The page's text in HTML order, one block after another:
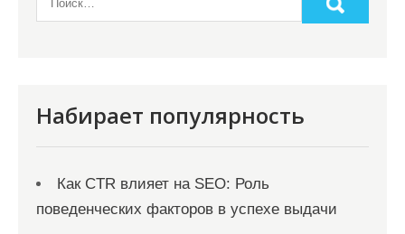
Набирает популярность
Как CTR влияет на SEO: Роль
поведенческих факторов в успехе выдачи